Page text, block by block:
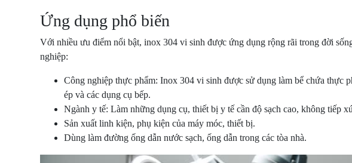
Ứng dụng phổ biến
Với nhiều ưu điểm nổi bật, inox 304 vi sinh được ứng dụng rộng rãi trong đời
nghiệp:
Công nghiệp thực phẩm: Inox 304 vi sinh được sử dụng làm bể chứa thực
ép và các dụng cụ bếp.
Ngành y tế: Làm những dụng cụ, thiết bị y tế cần độ sạch cao, không tiếp
Sản xuất linh kiện, phụ kiện của máy móc, thiết bị.
Dùng làm đường ống dẫn nước sạch, ống dẫn trong các tòa nhà.